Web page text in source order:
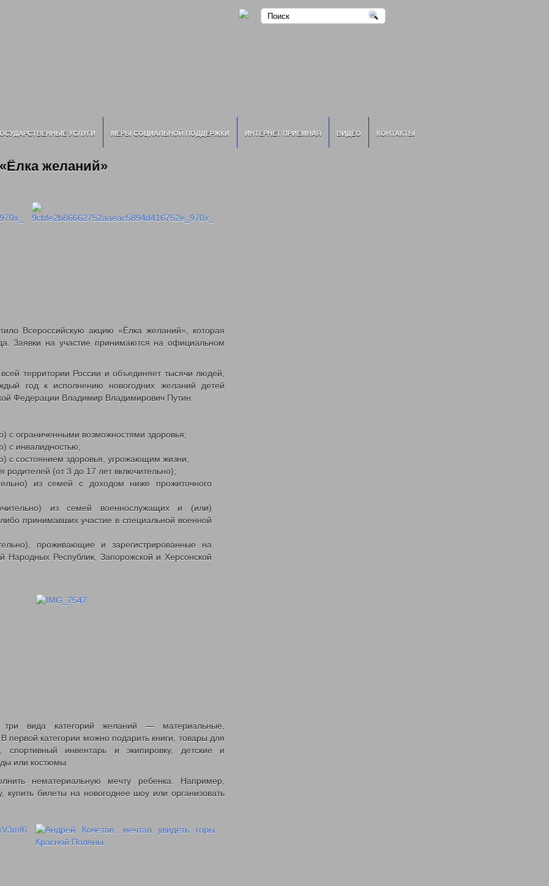
УСЛУГИ МЕРЫ СОЦИАЛЬНОЙ ПОДДЕРЖКИ ИНТЕРНЕТ ПРИЕМНАЯ ВИДЕО КОНТАКТЫ
желаний»
Всероссийскую акцию «Ёлка желаний», которая
Заявки на участие принимаются на официальном
территории России и объединяет тысячи людей,
год к исполнению новогодних желаний детей
Федерации Владимир Владимирович Путин.
с ограниченными возможностями здоровья;
с инвалидностью;
с состоянием здоровья, угрожающим жизни;
родителей (от 3 до 17 лет включительно);
из семей с доходом ниже прожиточного
из семей военнослужащих и (или)
принимавших участие в специальной военной
проживающие и зарегистрированные на
Народных Республик, Запорожской и Херсонской
вида категорий желаний — материальные,
первой категории можно подарить книги, товары для
спортивный инвентарь и экипировку, детские и
или костюмы.
нематериальную мечту ребенка. Например,
купить билеты на новогоднее шоу или организовать